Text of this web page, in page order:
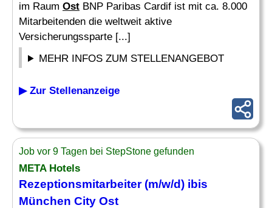
im Raum Ost BNP Paribas Cardif ist mit ca. 8.000
Mitarbeitenden die weltweit aktive
Versicherungssparte [...]
MEHR INFOS ZUM STELLENANGEBOT
▶ Zur Stellenanzeige
Job vor 9 Tagen bei StepStone gefunden
META Hotels
Rezeptionsmitarbeiter (m/w/d) ibis
München City Ost